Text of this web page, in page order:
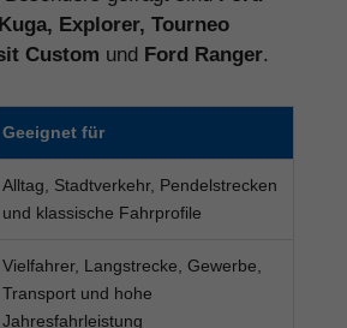
Explorer, Tourneo
Custom und Ford Ranger.
Geeignet für
Alltag, Stadtverkehr, Pendelstrecken
und klassische Fahrprofile
Vielfahrer, Langstrecke, Gewerbe,
Transport und hohe
Jahresfahrleistung